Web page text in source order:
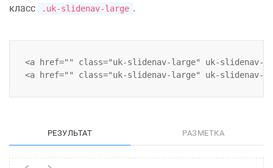
класс
.uk-slidenav-large .
<a href="" class="uk-slidenav-large" uk-slidenav-
РЕЗУЛЬТАТ РАЗМЕТКА